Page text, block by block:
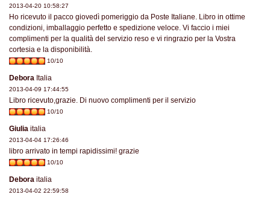
2013-04-20 10:58:27
Ho ricevuto il pacco giovedì pomeriggio da Poste Italiane. Libro in ottime
condizioni, imballaggio perfetto e spedizione veloce. Vi faccio i miei
complimenti per la qualità del servizio reso e vi ringrazio per la Vostra
cortesia e la disponibilità.
10/10
Debora Italia
2013-04-09 17:44:55
Libro ricevuto,grazie. Di nuovo complimenti per il servizio
10/10
Giulia italia
2013-04-04 17:26:46
libro arrivato in tempi rapidissimi! grazie
10/10
Debora italia
2013-04-02 22:59:58